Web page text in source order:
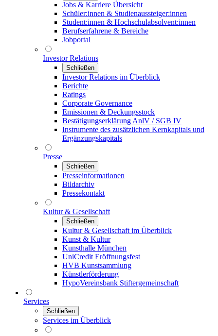
Jobs & Karriere Übersicht
Schüler:innen & Studienaussteiger:innen
Student:innen & Hochschulabsolvent:innen
Berufserfahrene & Bereiche
Jobportal
Investor Relations
Schließen
Investor Relations im Überblick
Berichte
Ratings
Corporate Governance
Emissionen & Deckungsstock
Bestätigungserklärung AnlV / SGB IV
Instrumente des zusätzlichen Kernkapitals und
Ergänzungskapitals
Presse
Schließen
Presseinformationen
Bildarchiv
Pressekontakt
Kultur & Gesellschaft
Schließen
Kultur & Gesellschaft im Überblick
Kunst & Kultur
Kunsthalle München
UniCredit Eröffnungsfest
HVB Kunstsammlung
Künstlerförderung
HypoVereinsbank Stiftergemeinschaft
Services
Schließen
Services im Überblick